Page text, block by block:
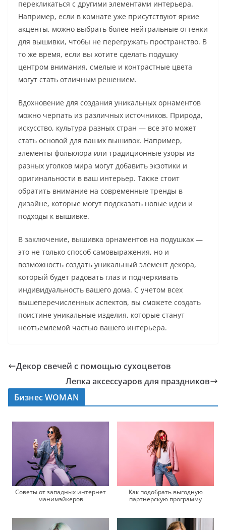
перекликаться с другими элементами интерьера.
Например, если в комнате уже присутствуют яркие
акценты, можно выбрать более нейтральные оттенки
для вышивки, чтобы не перегружать пространство. В
то же время, если вы хотите сделать подушку
центром внимания, смелые и контрастные цвета
могут стать отличным решением.
Вдохновение для создания уникальных орнаментов
можно черпать из различных источников. Природа,
искусство, культура разных стран — все это может
стать основой для ваших вышивок. Например,
элементы фольклора или традиционные узоры из
разных уголков мира могут добавить экзотики и
оригинальности в ваш интерьер. Также стоит
обратить внимание на современные тренды в
дизайне, которые могут подсказать новые идеи и
подходы к вышивке.
В заключение, вышивка орнаментов на подушках —
это не только способ самовыражения, но и
возможность создать уникальный элемент декора,
который будет радовать глаз и подчеркивать
индивидуальность вашего дома. С учетом всех
вышеперечисленных аспектов, вы сможете создать
поистине уникальные изделия, которые станут
неотъемлемой частью вашего интерьера.
Декор свечей с помощью сухоцветов
Лепка аксессуаров для праздников
Бизнес WOMAN
Советы от западных интернет
манимэйкеров
Как подобрать выгодную
партнерскую программу